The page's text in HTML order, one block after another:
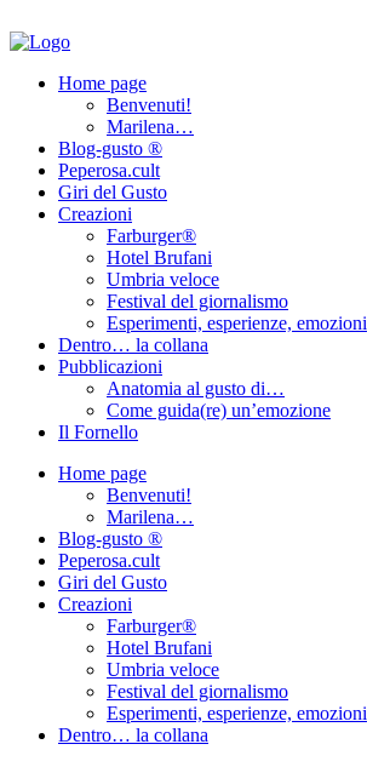
Home page
Benvenuti!
Marilena…
Blog-gusto ®
Peperosa.cult
Giri del Gusto
Creazioni
Farburger®
Hotel Brufani
Umbria veloce
Festival del giornalismo
Esperimenti, esperienze, emozioni
Dentro… la collana
Pubblicazioni
Anatomia al gusto di…
Come guida(re) un’emozione
Il Fornello
Home page
Benvenuti!
Marilena…
Blog-gusto ®
Peperosa.cult
Giri del Gusto
Creazioni
Farburger®
Hotel Brufani
Umbria veloce
Festival del giornalismo
Esperimenti, esperienze, emozioni
Dentro… la collana